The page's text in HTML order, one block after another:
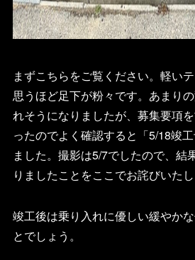
まずこちらをご覧ください。軽い
思うほど足下が粉々です。あまり
れそうになりましたが、募集要項
ったのでよく確認すると「5/18竣
ました。撮影は5/7でしたので、結
りましたことをここでお詫びいたし
竣工後は乗り入れに優しい緩やか
とでしょう。